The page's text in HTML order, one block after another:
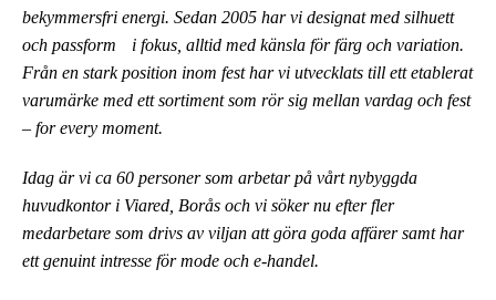
bekymmersfri energi. Sedan 2005 har vi designat med silhuett
och passform i fokus, alltid med känsla för färg och variation.
Från en stark position inom fest har vi utvecklats till ett etablerat
varumärke med ett sortiment som rör sig mellan vardag och fest
– for every moment.
Idag är vi ca 60 personer som arbetar på vårt nybyggda
huvudkontor i Viared, Borås och vi söker nu efter fler
medarbetare som drivs av viljan att göra goda affärer samt har
ett genuint intresse för mode och e-handel.